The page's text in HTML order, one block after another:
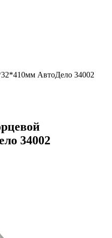
АвтоДело 34002
34002